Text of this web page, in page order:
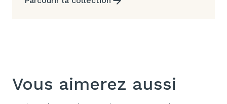
Vous aimerez aussi